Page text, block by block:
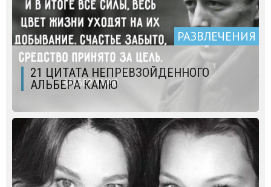
РАЗВЛЕЧЕНИЯ
21 ЦИТАТА НЕПРЕВЗОЙДЕННОГО
АЛЬБЕРА КАМЮ